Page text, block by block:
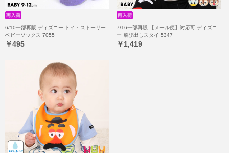
6/10一部再販 ディズニー トイ・ストーリー
ベビーソックス 7055
￥495
7/16一部再販 【メール便】対応可 ディズニ
ー 飛び出しスタイ 5347
￥1,419